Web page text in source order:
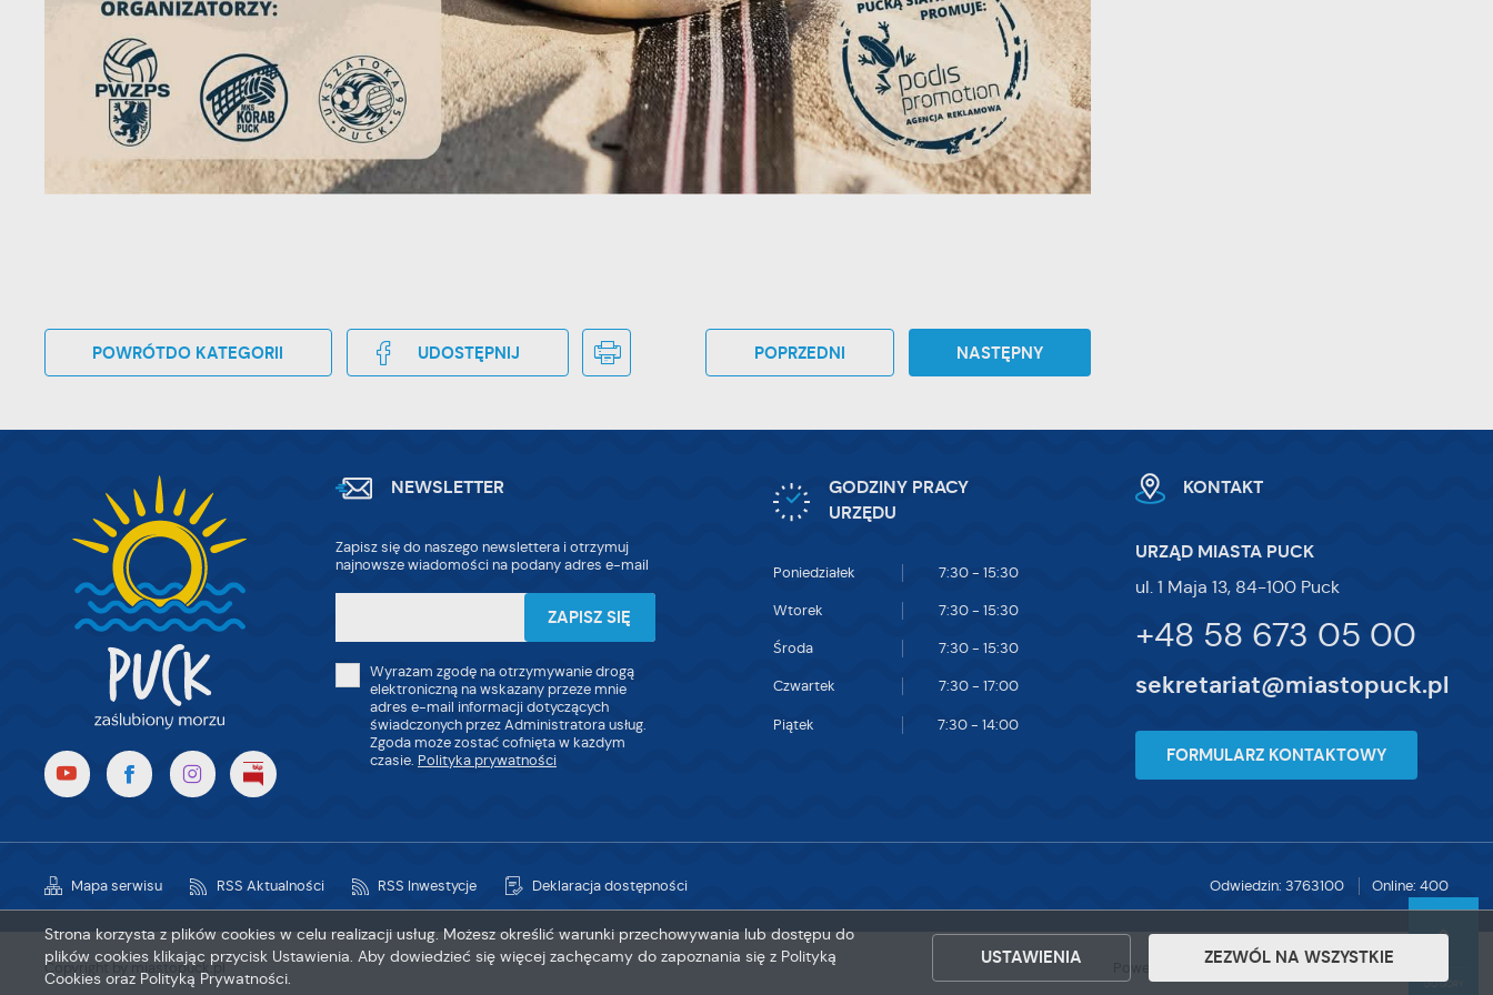
POWRÓTDO KATEGORII UDOSTĘPNIJ POPRZEDNI NASTĘPNY
NEWSLETTER
Zapisz się do naszego newslettera i otrzymuj
najnowsze wiadomości na podany adres e-mail
Wyrażam zgodę na otrzymywanie drogą
elektroniczną na wskazany przeze mnie
adres e-mail informacji dotyczących
świadczonych przez Administratora usług.
Zgoda może zostać cofnięta w każdym
czasie. Polityka prywatności
GODZINY PRACY
URZĘDU
Poniedziałek 7:30 - 15:30
Wtorek 7:30 - 15:30
Środa 7:30 - 15:30
Czwartek 7:30 - 17:00
Piątek 7:30 - 14:00
KONTAKT
URZĄD MIASTA PUCK
ul. 1 Maja 13, 84-100 Puck
+48 58 673 05 00
sekretariat@miastopuck.pl
FORMULARZ KONTAKTOWY
Mapa serwisu RSS Aktualności RSS Inwestycje Deklaracja dostępności Odwiedzin: 3763100 Online: 400
Copyright by miastopuck.pl 2ClickPortal® - Portale nowej generacji
DO GÓRY
Strona korzysta z plików cookies w celu realizacji usług. Możesz określić warunki przechowywania lub dostępu do
plików cookies klikając przycisk Ustawienia. Aby dowiedzieć się więcej zachęcamy do zapoznania się z Polityką
Cookies oraz Polityką Prywatności.
USTAWIENIA ZEZWÓL NA WSZYSTKIE
trzecich lub firm będących naszymi partnerami oraz innych dostawców usług. Firmy te
działają w charakterze pośredników prezentujących nasze treści w postaci wiadomości,
ofert, komunikatów mediów społecznościowych.